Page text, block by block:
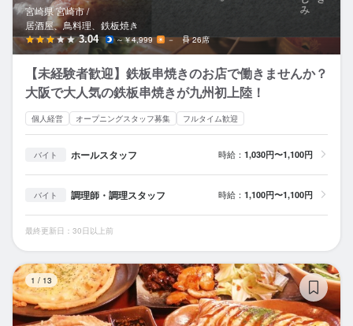
宮崎県 宮崎市 /
居酒屋、鳥料理、鉄板焼き
3.04 ～￥4,999 － 26席
【未経験者歓迎】鉄板串焼きのお店で働きませんか？
大阪で大人気の鉄板串焼きが九州初上陸！
個人経営 オープニングスタッフ募集 フルタイム歓迎
バイト ホールスタッフ 時給： 1,030円〜1,100円
バイト 調理師・調理スタッフ 時給： 1,100円〜1,100円
最終更新日：30日以上前
1 / 13